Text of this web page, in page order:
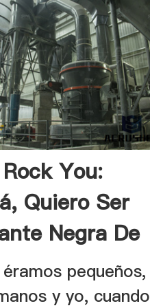
You:
Quiero Ser
Negra De
pequeños,
y yo, cuando